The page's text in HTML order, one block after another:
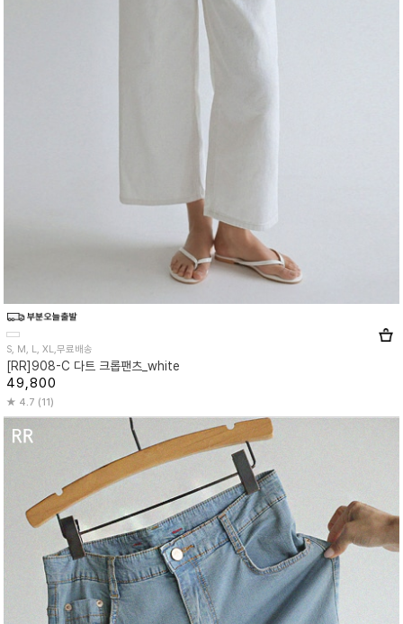
S, M, L, XL,무료배송
[RR]908-C 다트 크롭팬츠_white
49,800
4.7 (11)